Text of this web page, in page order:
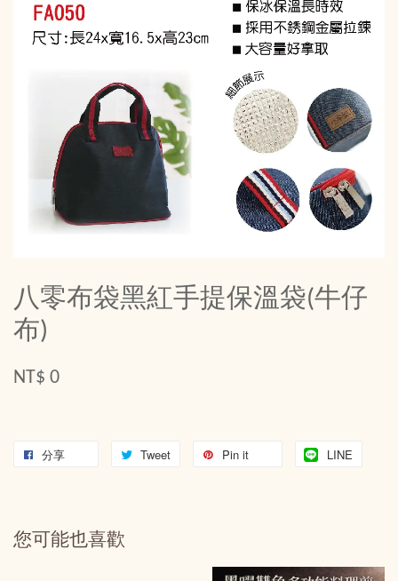
八零布袋黑紅手提保溫袋(牛仔
布)
NT$ 0
分享 Tweet Pin it LINE
您可能也喜歡